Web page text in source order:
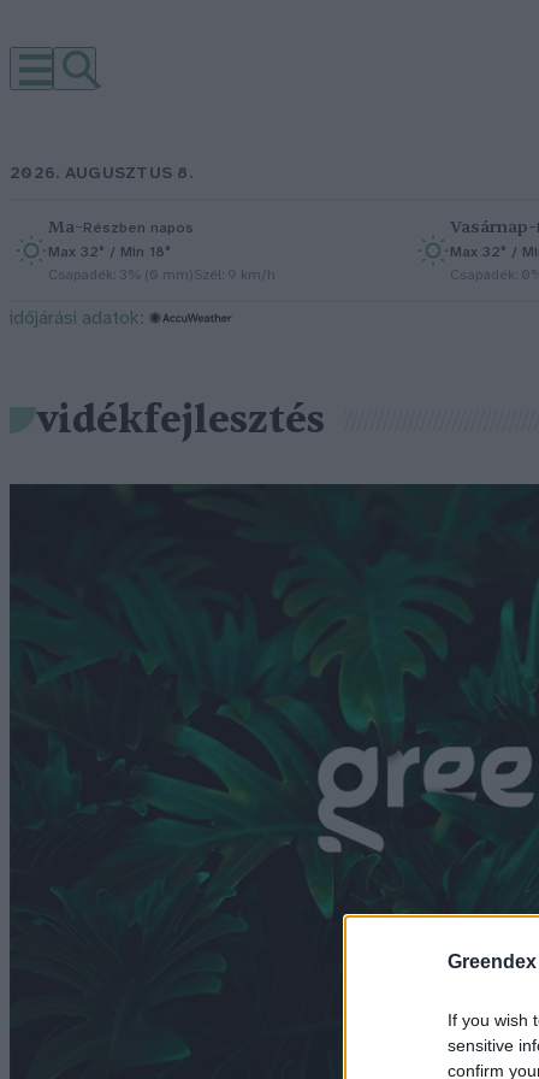
Greendex
If you wish
sensitive
confirm
2026. AUGUSZTUS 8.
Ma–Részben napos
Max 32° / Min 18°
Csapadék: 3% (0 mm)Szél: 9 km/h
Vasárnap–
Max 32° /
Csapadék:
időjárási adatok:
vidékfejlesztés